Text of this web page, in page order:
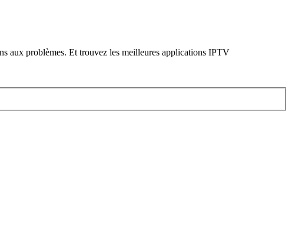
aux problèmes. Et trouvez les meilleures applications IPTV